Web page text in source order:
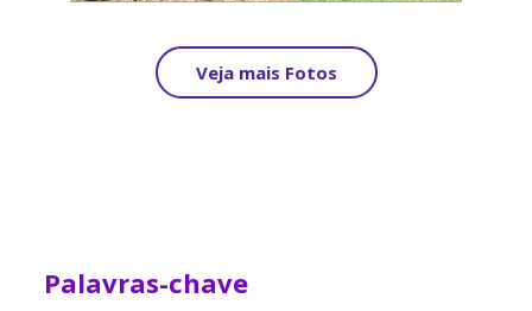
Veja mais Fotos
Palavras-chave